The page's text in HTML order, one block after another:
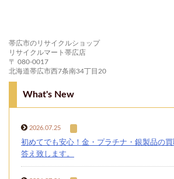
帯広市のリサイクルショップ
リサイクルマート帯広店
〒 080-0017
北海道帯広市西7条南34丁目20
What's New
2026.07.25
初めてでも安心！金・プラチナ・銀製品の
答え致します。